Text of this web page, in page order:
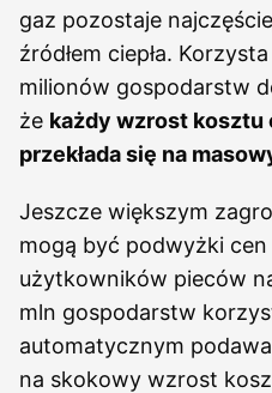
gaz pozostaje
źródłem ciepła.
milionów gospodarstw
że każdy wzrost
przekłada się na
Jeszcze większym
mogą być podwyżki cen
użytkowników pieców
mln gospodarstw
automatycznym
na skokowy wzrost